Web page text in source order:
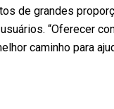
de grandes
“Oferecer
caminho para